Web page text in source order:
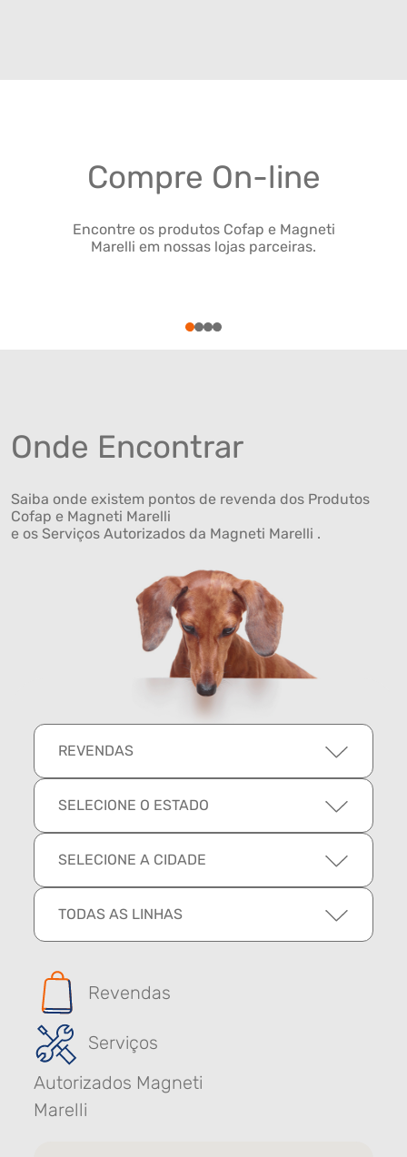
Compre On-line
Encontre os produtos Cofap e Magneti
Marelli em nossas lojas parceiras.
1234
Onde Encontrar
Saiba onde existem pontos de revenda dos Produtos
Cofap e Magneti Marelli
e os Serviços Autorizados da Magneti Marelli .
REVENDAS
SELECIONE O ESTADO
SELECIONE A CIDADE
TODAS AS LINHAS
Revendas
Serviços
Autorizados Magneti
Marelli